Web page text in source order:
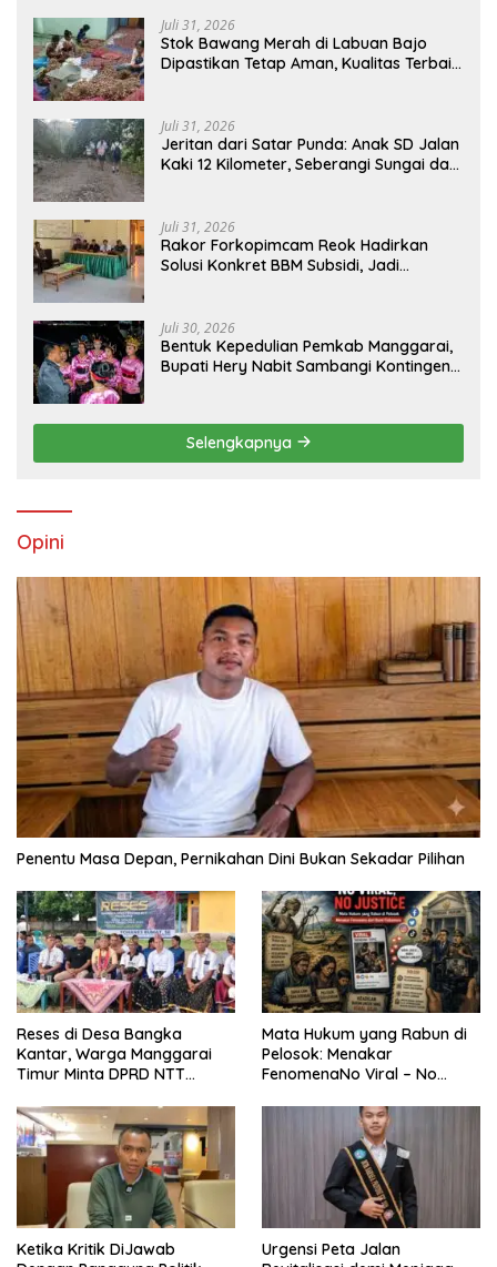
Juli 31, 2026
Stok Bawang Merah di Labuan Bajo
Dipastikan Tetap Aman, Kualitas Terbaik
Juli 31, 2026
Jeritan dari Satar Punda: Anak SD Jalan
Kaki 12 Kilometer, Seberangi Sungai dan
Juli 31, 2026
Rakor Forkopimcam Reok Hadirkan
Solusi Konkret BBM Subsidi, Jadi
Juli 30, 2026
Bentuk Kepedulian Pemkab Manggarai,
Bupati Hery Nabit Sambangi Kontingen
Selengkapnya
Opini
Penentu Masa Depan, Pernikahan Dini Bukan Sekadar Pilihan
Reses di Desa Bangka
Kantar, Warga Manggarai
Timur Minta DPRD NTT
Pergub Larangan Beli BBM
Bersubsidi Bagi Penunggak
Pajak
Mata Hukum yang Rabun di
Pelosok: Menakar
FenomenaNo Viral – No
Ketika Kritik DiJawab
Urgensi Peta Jalan